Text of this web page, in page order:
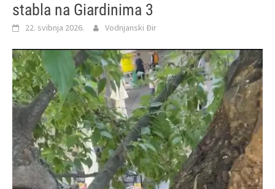
stabla na Giardinima 3
22. svibnja 2026. Vodnjanski Đir